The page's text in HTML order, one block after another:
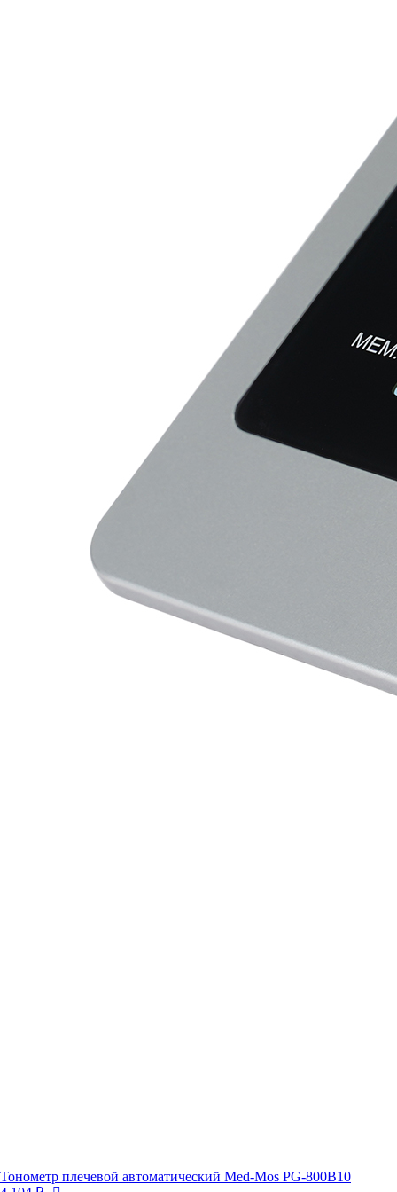
Тонометр плечевой автоматический Med-Mos PG-800B10